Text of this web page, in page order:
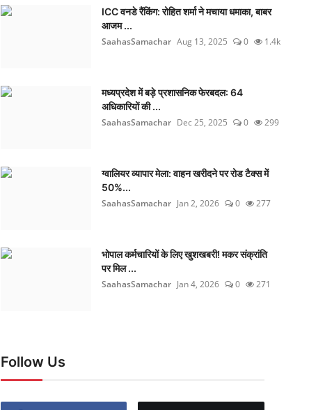
ICC वनडे रैंकिंग: रोहित शर्मा ने मचाया धमाका, बाबर
आजम ...
SaahasSamachar Aug 13, 2025 0 1.4k
मध्यप्रदेश में बड़े प्रशासनिक फेरबदल: 64
अधिकारियों की ...
SaahasSamachar Dec 25, 2025 0 299
ग्वालियर व्यापार मेला: वाहन खरीदने पर रोड टैक्स में
50%...
SaahasSamachar Jan 2, 2026 0 277
भोपाल कर्मचारियों के लिए खुशखबरी! मकर संक्रांति
पर मिल ...
SaahasSamachar Jan 4, 2026 0 271
Follow Us